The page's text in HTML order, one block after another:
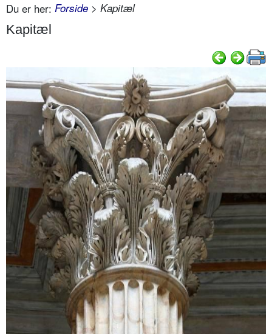
Du er her: Forside > Kapitæl
Kapitæl